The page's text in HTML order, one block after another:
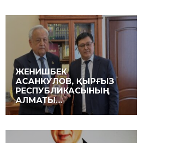
ЖЕНИШБЕК
АСАНКУЛОВ, ҚЫРҒЫЗ
РЕСПУБЛИКАСЫНЫҢ
АЛМАТЫ…